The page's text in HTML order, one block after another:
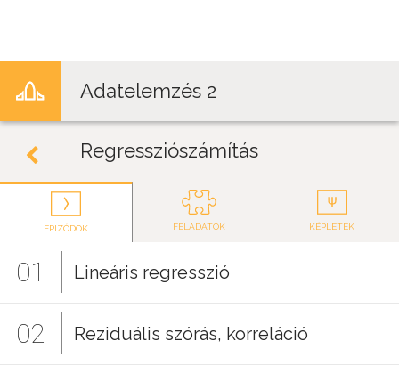
Adatelemzés 2
Regressziószámítás
EPIZÓDOK FELADATOK KÉPLETEK
01 Lineáris regresszió
02 Reziduális szórás, korreláció